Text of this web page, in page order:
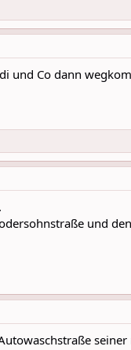
und Co dann
und den